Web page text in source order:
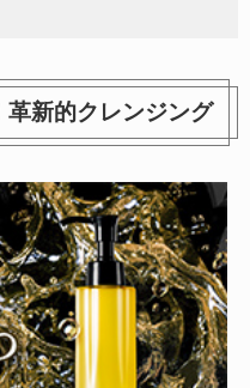
革新的クレンジング